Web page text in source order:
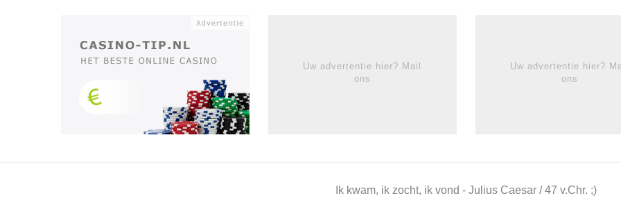
Uw advertentie hier? Mail
ons
Uw advertentie hier?
ons
Ik kwam, ik zocht, ik vond - Julius Caesar / 47 v.Chr. ;)